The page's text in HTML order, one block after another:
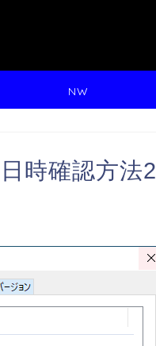
NW
時確認方法2